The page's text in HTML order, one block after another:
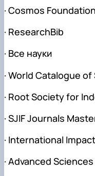
· Cosmos Foundation
· ResearchBib
· Все науки
· World Catalogue
· Root Society for
· SJIF Journals
· International
· Advanced